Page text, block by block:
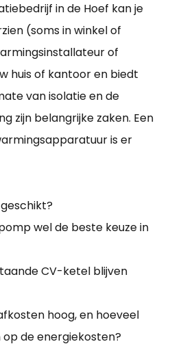
in de Hoef kan je
(soms in winkel of
of
huis of kantoor en biedt
van isolatie en de
zijn belangrijke zaken. Een
is er
wel de beste keuze in
CV-ketel blijven
hoog, en hoeveel
de energiekosten?